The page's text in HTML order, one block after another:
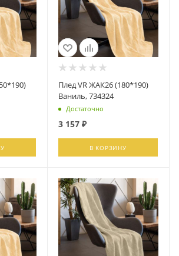
Плед VR ЖАК26 (180*190)
Ваниль, 734324
Достаточно
3 157₽
В КОРЗИНУ